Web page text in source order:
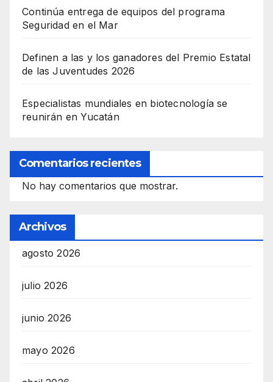
Continúa entrega de equipos del programa
Seguridad en el Mar
Definen a las y los ganadores del Premio Estatal
de las Juventudes 2026
Especialistas mundiales en biotecnología se
reunirán en Yucatán
Comentarios recientes
No hay comentarios que mostrar.
Archivos
agosto 2026
julio 2026
junio 2026
mayo 2026